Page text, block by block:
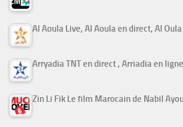
Al Aoula Live, Al Aoula en direct, Al
Arryadia TNT en direct , Arriadia en